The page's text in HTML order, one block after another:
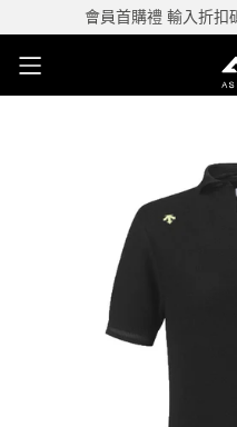
會員首購禮 輸入折扣